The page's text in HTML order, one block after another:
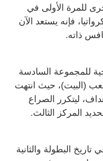
للمرة الأولى في
فإنه يستعد الآن
ذاته.
للمجموعة السادسة
ملعب (البيت)، حيث انتهت
ليتكرر الصراع
المركز الثالث.
البطولة والثانية